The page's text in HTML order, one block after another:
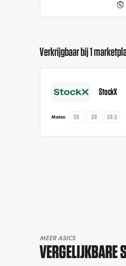
Verkrijgbaar bij 1
StockX
Maten 38 39 39.5
MEER ASICS
VERGELIJKBARE